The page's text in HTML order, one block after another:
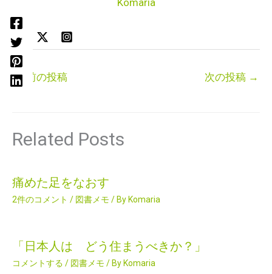
Komaria
← 前の投稿 次の投稿 →
Related Posts
痛めた足をなおす
2件のコメント / 図書メモ / By Komaria
「日本人は どう住まうべきか？」
コメントする / 図書メモ / By Komaria